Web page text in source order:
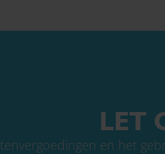
LET
en het